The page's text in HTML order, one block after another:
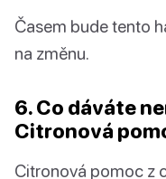
Časem bude tento
na změnu.
6. Co dáváte
Citronová
Citronová pomoc z